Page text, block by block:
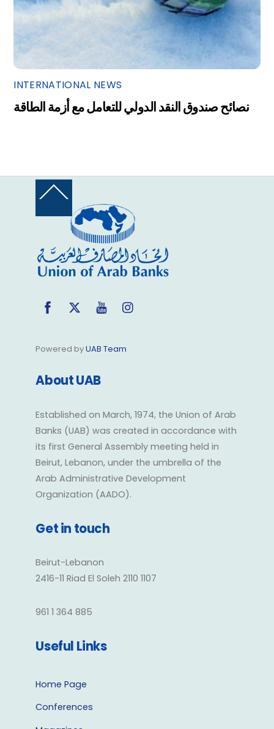
INTERNATIONAL NEWS
نصائح صندوق النقد الدولي للتعامل مع أزمة الطاقة
Back
Top
Facebook
Twitter YouTube
Powered byUAB Team
About UAB
Established on March, 1974, the Union of Arab
Banks (UAB) was created in accordance with
its first General Assembly meeting held in
Beirut, Lebanon, under the umbrella of the
Arab Administrative Development
Organization (AADO).
Get in touch
Beirut-Lebanon
2416-11 Riad El Soleh 2110 1107
961 1 364 885
Useful Links
Home Page
Conferences